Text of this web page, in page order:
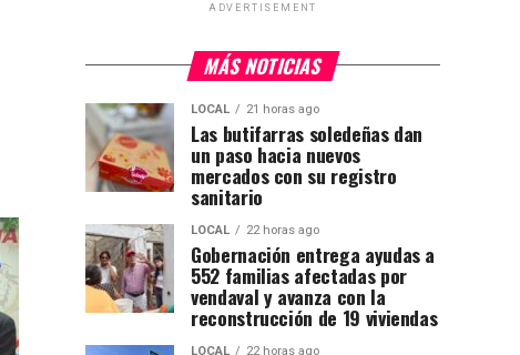
ADVERTISEMENT
MÁS NOTICIAS
LOCAL 21 horas ago
Las butifarras soledeñas dan
un paso hacia nuevos
mercados con su registro
sanitario
LOCAL 22 horas ago
Gobernación entrega ayudas a
552 familias afectadas por
vendaval y avanza con la
reconstrucción de 19 viviendas
LOCAL 22 horas ago